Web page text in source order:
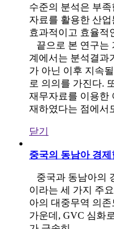
수준의 분석은 부
자료를 활용한 산
효과적이고 효율적
끝으로 본 연구는
계에서는 분석결과
가 아닌 이후 지속
로 의의를 가진다.
재무자료를 이용한
재하였다는 점에서
닫기
중국의 동남아 경
중국과 동남아의
이라는 세 가지 주
아의 대중무역 의
가운데, GVC 심화